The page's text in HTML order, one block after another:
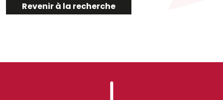
Revenir à la recherche